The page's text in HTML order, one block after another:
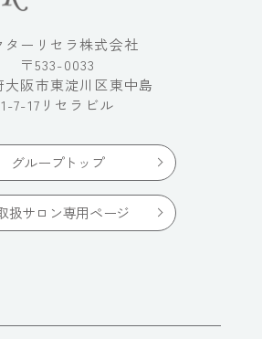
ターリセラ株式会社
〒533-0033
大阪市東淀川区東中島
1-7-17リセラビル
グループトップ
扱サロン専用ページ